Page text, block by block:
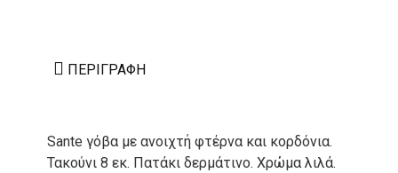
ΠΕΡΙΓΡΑΦΉ
Sante γόβα με ανοιχτή φτέρνα και κορδόνια.
Τακούνι 8 εκ. Πατάκι δερμάτινο. Χρώμα λιλά.